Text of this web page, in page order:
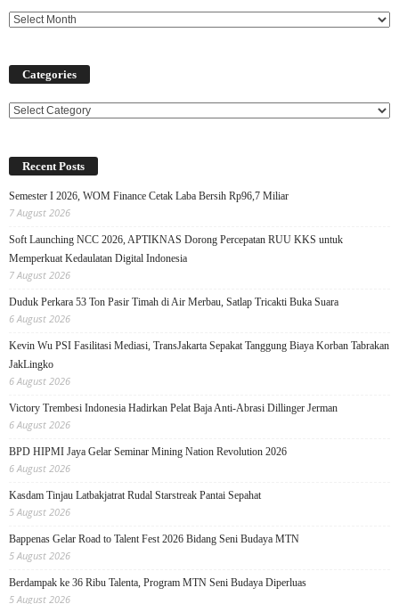
Categories
Categories
Recent Posts
Semester I 2026, WOM Finance Cetak Laba Bersih Rp96,7 Miliar
7 August 2026
Soft Launching NCC 2026, APTIKNAS Dorong Percepatan RUU KKS untuk
Memperkuat Kedaulatan Digital Indonesia
7 August 2026
Duduk Perkara 53 Ton Pasir Timah di Air Merbau, Satlap Tricakti Buka Suara
6 August 2026
Kevin Wu PSI Fasilitasi Mediasi, TransJakarta Sepakat Tanggung Biaya Korban Tabrakan
JakLingko
6 August 2026
Victory Trembesi Indonesia Hadirkan Pelat Baja Anti-Abrasi Dillinger Jerman
6 August 2026
BPD HIPMI Jaya Gelar Seminar Mining Nation Revolution 2026
6 August 2026
Kasdam Tinjau Latbakjatrat Rudal Starstreak Pantai Sepahat
5 August 2026
Bappenas Gelar Road to Talent Fest 2026 Bidang Seni Budaya MTN
5 August 2026
Berdampak ke 36 Ribu Talenta, Program MTN Seni Budaya Diperluas
5 August 2026